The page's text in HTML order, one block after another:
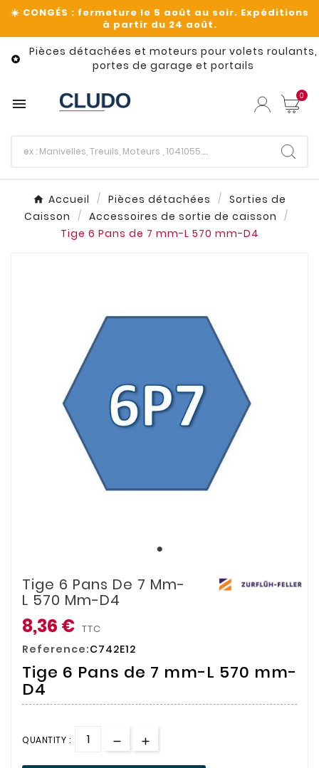

Pièces détachées et moteurs pour volets roulants,
portes de garage et portails
 0
Accueil Pièces détachées
Sorties de
Caisson
Accessoires de sortie de caisson
Tige 6 Pans de 7 mm-L 570 mm-D4
Tige 6 Pans De 7 Mm-
L 570 Mm-D4
8,36 € TTC
Reference:C742E12
Tige 6 Pans de 7 mm-L 570 mm-
D4
QUANTITY :